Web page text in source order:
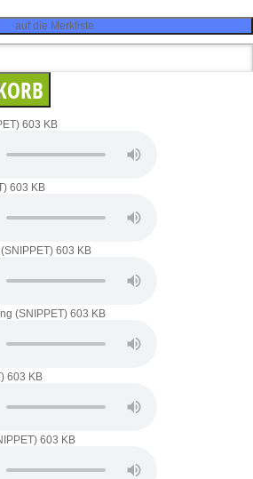
auf die Merkliste
603 KB
603 KB
603 KB
(SNIPPET) 603 KB
603 KB
603 KB